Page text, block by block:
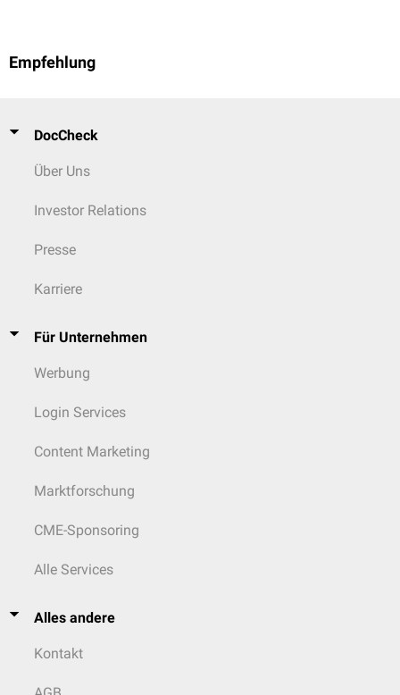
Empfehlung
DocCheck
Über Uns
Investor Relations
Presse
Karriere
Für Unternehmen
Werbung
Login Services
Content Marketing
Marktforschung
CME-Sponsoring
Alle Services
Alles andere
Kontakt